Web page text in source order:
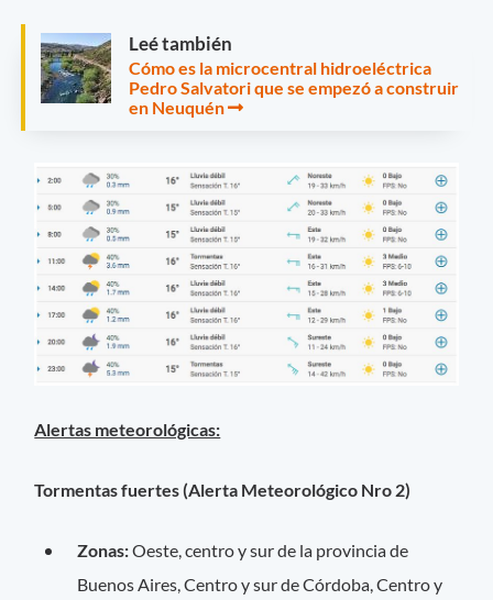
Leé también
Cómo es la microcentral hidroeléctrica
Pedro Salvatori que se empezó a construir
en Neuquén
Alertas meteorológicas:
Tormentas fuertes (Alerta Meteorológico Nro 2)
Zonas:Oeste, centro y sur de la provincia de
Buenos Aires, Centro y sur de Córdoba, Centro y